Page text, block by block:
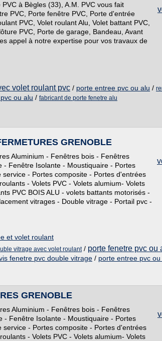
à Bègles (33), A.M. PVC vous fait
PVC, Porte fenêtre PVC, Porte d'entrée
PVC, Volet roulant Alu, Volet battant PVC,
PVC, Porte de garage, Bandeau, Avant
appel à notre expertise pour vos travaux de
volet roulant pvc / porte entree pvc ou alu /
ou alu / fabricant de porte fenetre alu
GRENOBLE
Aluminium - Fenêtres bois - Fenêtres
- Fenêtre Isolante - Moustiquaire - Portes
service - Portes composite - Portes d'entrées
- Volets PVC - Volets alumium- Volets
PVC BOIS ALU - volets battants motorisés -
vitrages - Double vitrage - Portail pvc -
et volet roulant
vitrage avec volet roulant/ porte fenetre pvc ou
fenetre pvc double vitrage / porte entree pvc ou
GRENOBLE
Aluminium - Fenêtres bois - Fenêtres
- Fenêtre Isolante - Moustiquaire - Portes
service - Portes composite - Portes d'entrées
- Volets PVC - Volets alumium- Volets